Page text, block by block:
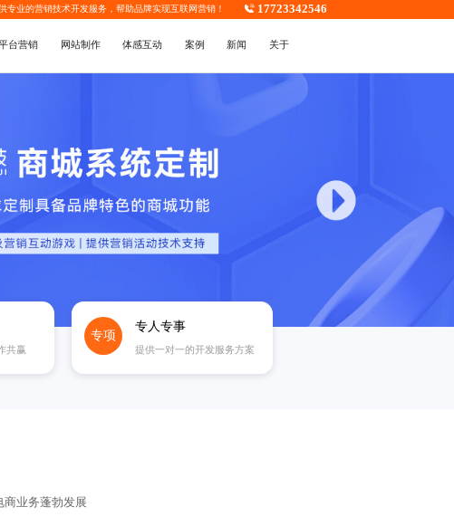
专业的营销技术开发服务，帮助品牌实现互联网营销！ 17723342546
台营销 网站制作 体感互动 案例 新闻 关于
共赢
专项
专人专事
提供一对一的开发服务方案
商业务蓬勃发展